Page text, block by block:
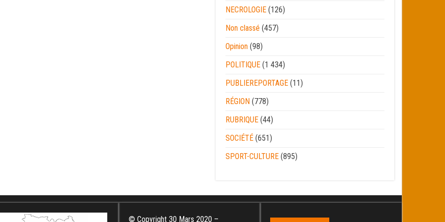
NECROLOGIE (126)
Non classé (457)
Opinion (98)
POLITIQUE (1 434)
PUBLIEREPORTAGE (11)
RÉGION (778)
RUBRIQUE (44)
SOCIÉTÉ (651)
SPORT-CULTURE (895)
© Copyright 30 Mars 2020 –